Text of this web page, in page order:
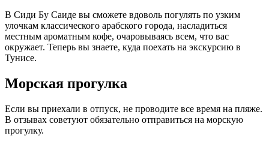
В Сиди Бу Саиде вы сможете вдоволь погулять по узким
улочкам классического арабского города, насладиться
местным ароматным кофе, очаровываясь всем, что вас
окружает. Теперь вы знаете, куда поехать на экскурсию в
Тунисе.
Морская прогулка
Если вы приехали в отпуск, не проводите все время на пляже.
В отзывах советуют обязательно отправиться на морскую
прогулку.